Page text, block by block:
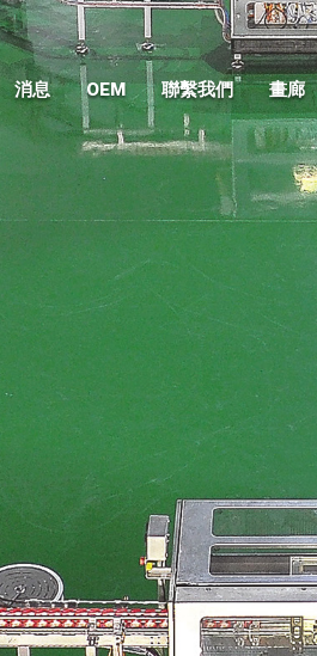
消息 OEM 聯繫我們 畫廊